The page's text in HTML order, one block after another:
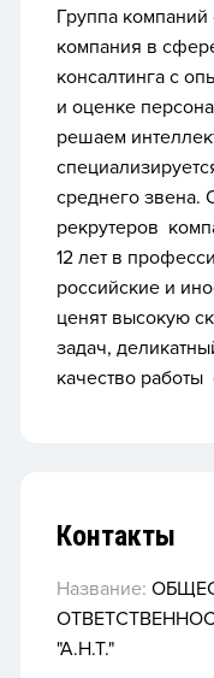
Группа
компания в
консалтинга с
и оценке
решаем
среднего звена.
рекрутеров
12 лет в
российские и
ценят высокую
задач,
качество
Контакты
Название:
"А.Н.Т."